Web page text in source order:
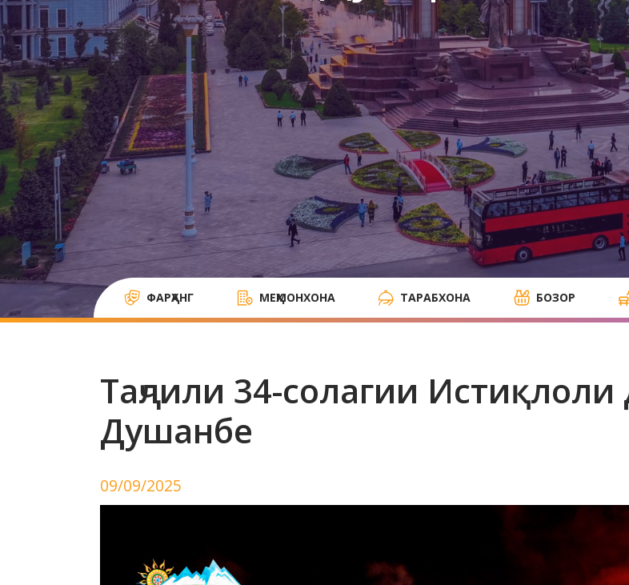
ФАРҲАНГ МЕҲМОНХОНА ТАРАБХОНА БОЗОР
Таҷлили 34-солагии
Душанбе
09/09/2025